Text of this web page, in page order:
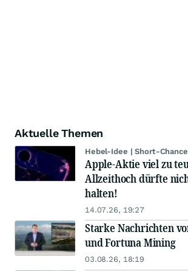
Aktuelle Themen
Hebel-Idee | Short-Chance
Apple-Aktie viel zu
Allzeithoch dürfte
halten!
14.07.26, 19:27
Starke Nachrichten
und Fortuna Mining
03.08.26, 18:19